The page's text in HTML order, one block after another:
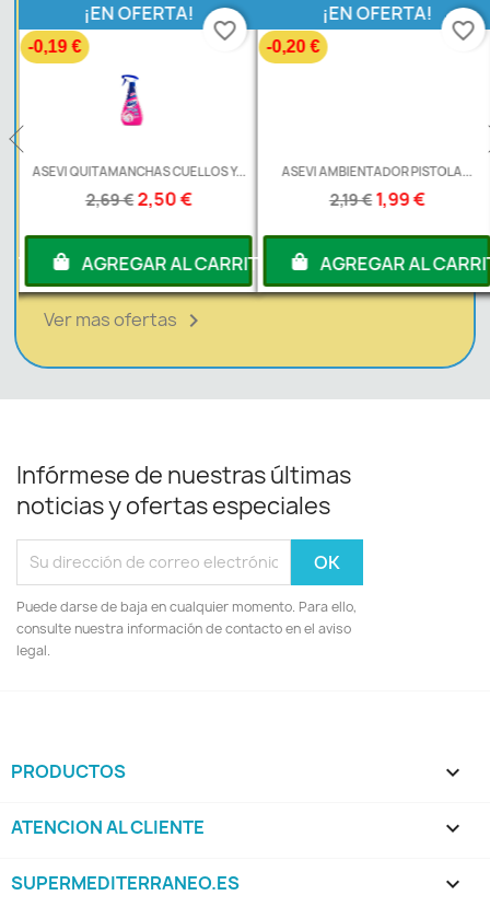
ASEVI QUITAMANCHAS CUELLOS Y...
2,69 € 2,50 €
¡EN OFERTA!
-0,19 €
AGREGAR AL CARRITO
favorite_border
ASEVI AMBIENTADOR PISTOLA...
2,19 € 1,99 €
¡EN OFERTA!
-0,20 €
AGREGAR AL
favorite_border
Ver mas ofertas 
Infórmese de nuestras últimas
noticias y ofertas especiales
Puede darse de baja en cualquier momento. Para ello,
consulte nuestra información de contacto en el aviso
legal.
PRODUCTOS 
ATENCION AL CLIENTE 
SUPERMEDITERRANEO.ES 